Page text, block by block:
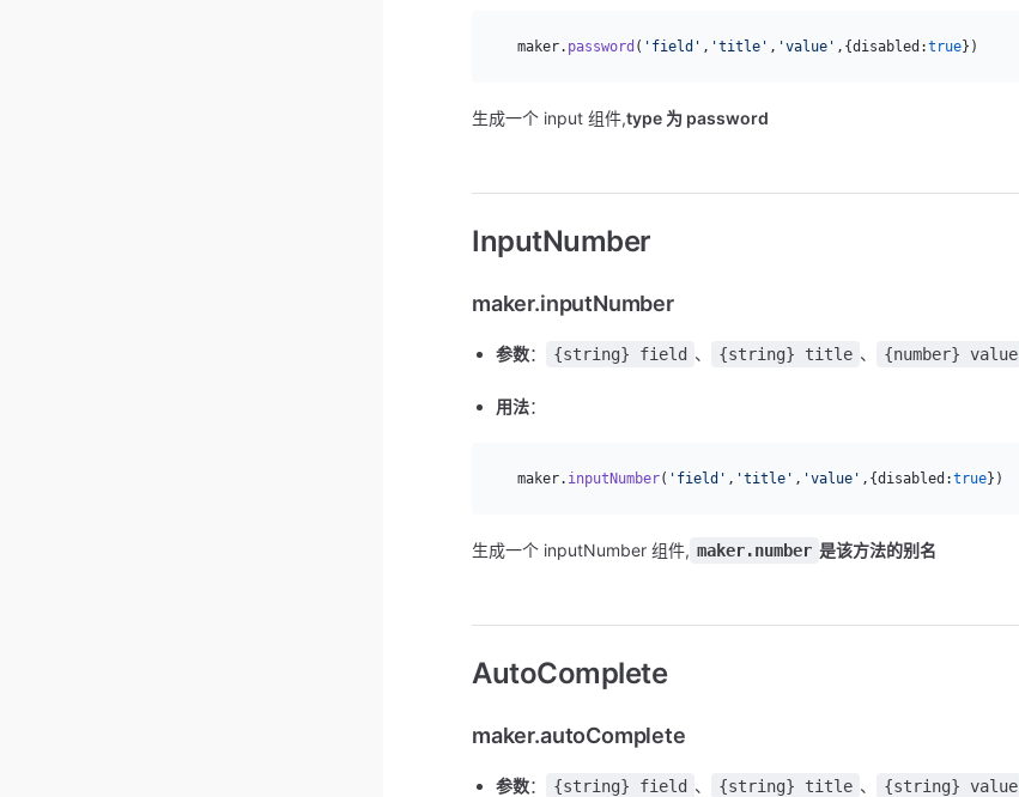
  maker.
password ( 'field' , 'title' , 'value' ,{disabled:true})
生成一个 input 组件,type 为 password
InputNumber
maker.inputNumber
参数： {string} field 、 {string} title 、 {number} value
用法：
  maker.
inputNumber( 'field' , 'title' , 'value' ,{disabled:true})
生成一个 inputNumber 组件, maker.number 是该方法的别名
AutoComplete
maker.autoComplete
参数： {string} field 、 {string} title 、 {string} value